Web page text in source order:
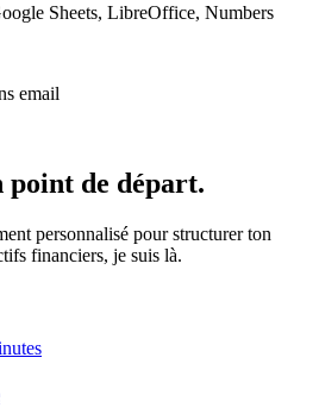
Sheets, LibreOffice, Numbers
email
point de départ.
personnalisé pour structurer ton
financiers, je suis là.